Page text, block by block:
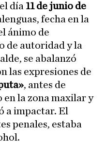
día 11 de junio de
fecha en la
ánimo de
de autoridad y la
se abalanzó
las expresiones de
, antes de
la zona maxilar y
a impactar. El
penales, estaba